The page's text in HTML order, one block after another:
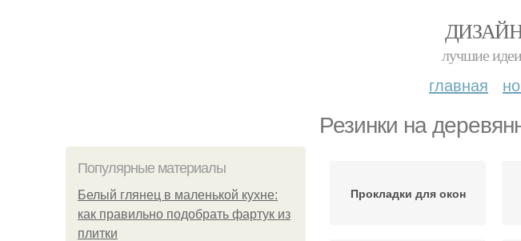
лучшие
главная
Резинки на
Популярные материалы
Белый глянец в маленькой кухне:
как правильно подобрать фартук из
плитки
Прокладки для окон